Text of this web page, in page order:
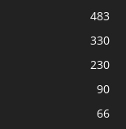
483
330
230
90
66